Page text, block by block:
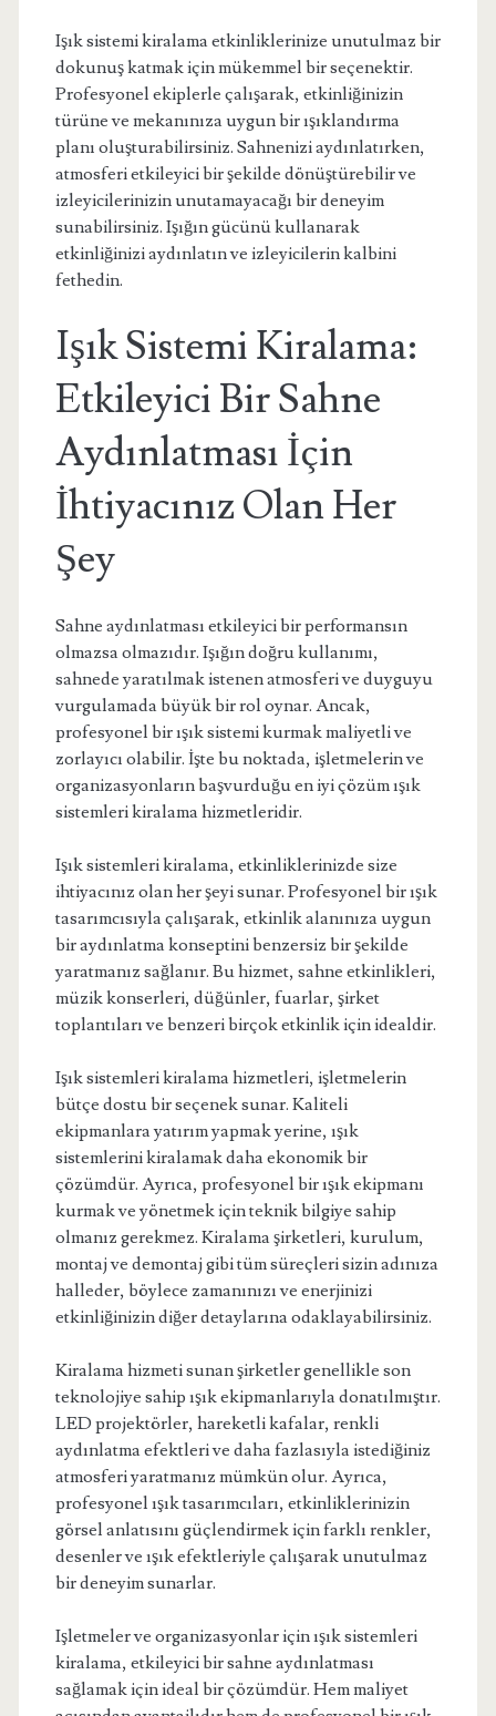
Işık sistemi kiralama etkinliklerinize unutulmaz bir
dokunuş katmak için mükemmel bir seçenektir.
Profesyonel ekiplerle çalışarak, etkinliğinizin
türüne ve mekanınıza uygun bir ışıklandırma
planı oluşturabilirsiniz. Sahnenizi aydınlatırken,
atmosferi etkileyici bir şekilde dönüştürebilir ve
izleyicilerinizin unutamayacağı bir deneyim
sunabilirsiniz. Işığın gücünü kullanarak
etkinliğinizi aydınlatın ve izleyicilerin kalbini
fethedin.
Işık Sistemi Kiralama:
Etkileyici Bir Sahne
Aydınlatması İçin
İhtiyacınız Olan Her
Şey
Sahne aydınlatması etkileyici bir performansın
olmazsa olmazıdır. Işığın doğru kullanımı,
sahnede yaratılmak istenen atmosferi ve duyguyu
vurgulamada büyük bir rol oynar. Ancak,
profesyonel bir ışık sistemi kurmak maliyetli ve
zorlayıcı olabilir. İşte bu noktada, işletmelerin ve
organizasyonların başvurduğu en iyi çözüm ışık
sistemleri kiralama hizmetleridir.
Işık sistemleri kiralama, etkinliklerinizde size
ihtiyacınız olan her şeyi sunar. Profesyonel bir ışık
tasarımcısıyla çalışarak, etkinlik alanınıza uygun
bir aydınlatma konseptini benzersiz bir şekilde
yaratmanız sağlanır. Bu hizmet, sahne etkinlikleri,
müzik konserleri, düğünler, fuarlar, şirket
toplantıları ve benzeri birçok etkinlik için idealdir.
Işık sistemleri kiralama hizmetleri, işletmelerin
bütçe dostu bir seçenek sunar. Kaliteli
ekipmanlara yatırım yapmak yerine, ışık
sistemlerini kiralamak daha ekonomik bir
çözümdür. Ayrıca, profesyonel bir ışık ekipmanı
kurmak ve yönetmek için teknik bilgiye sahip
olmanız gerekmez. Kiralama şirketleri, kurulum,
montaj ve demontaj gibi tüm süreçleri sizin adınıza
halleder, böylece zamanınızı ve enerjinizi
etkinliğinizin diğer detaylarına odaklayabilirsiniz.
Kiralama hizmeti sunan şirketler genellikle son
teknolojiye sahip ışık ekipmanlarıyla donatılmıştır.
LED projektörler, hareketli kafalar, renkli
aydınlatma efektleri ve daha fazlasıyla istediğiniz
atmosferi yaratmanız mümkün olur. Ayrıca,
profesyonel ışık tasarımcıları, etkinliklerinizin
görsel anlatısını güçlendirmek için farklı renkler,
desenler ve ışık efektleriyle çalışarak unutulmaz
bir deneyim sunarlar.
Işletmeler ve organizasyonlar için ışık sistemleri
kiralama, etkileyici bir sahne aydınlatması
sağlamak için ideal bir çözümdür. Hem maliyet